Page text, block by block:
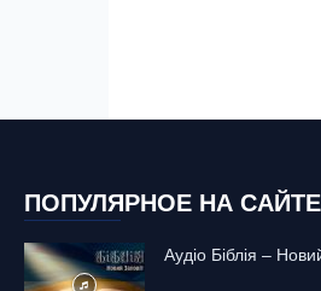
ПОПУЛЯРНОЕ НА САЙТЕ
Аудіо Біблія –